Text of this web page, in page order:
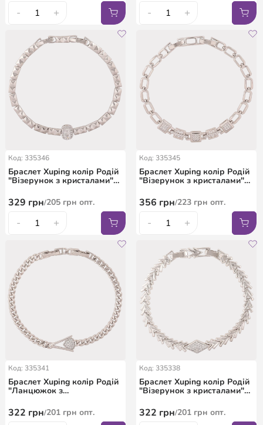
- + - +
Код: 335346
Браслет Xuping колір Родій
"Візерунок з кристалами"
17.5,19.5см х 4-9мм
329 грн/205 грн опт.
- +
Код: 335345
Браслет Xuping колір Родій
"Візерунок з кристалами"
17.5,19.5см х 5-7мм
356 грн/223 грн опт.
- +
Код: 335341
Браслет Xuping колір Родій
"Ланцюжок з
довжина з дод. замком
17.5,19.5см х 4-10мм
322 грн/201 грн опт.
Код: 335338
Браслет Xuping колір Родій
"Візерунок з кристалами"
17,19см х 6-8мм
322 грн/201 грн опт.